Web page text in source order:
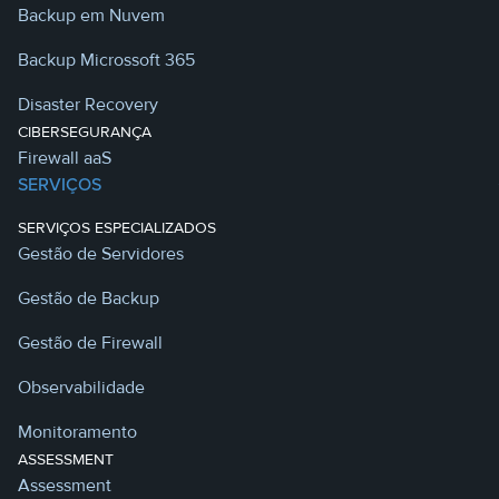
Backup em Nuvem
Backup Microssoft 365
Disaster Recovery
CIBERSEGURANÇA
Firewall aaS
SERVIÇOS
SERVIÇOS ESPECIALIZADOS
Gestão de Servidores
Gestão de Backup
Gestão de Firewall
Observabilidade
Monitoramento
ASSESSMENT
Assessment